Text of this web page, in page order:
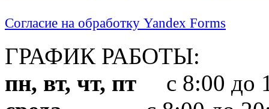
Согласие на обработку Yandex Forms
ГРАФИК РАБОТЫ:
пн, вт, чт, пт с 8:00 до